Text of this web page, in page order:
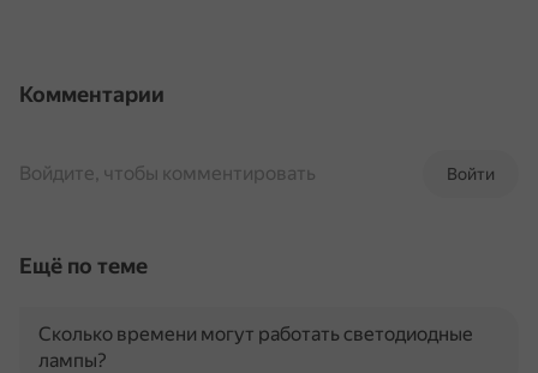
Комментарии
Войти
Войдите, чтобы комментировать
Ещё по теме
Сколько времени могут работать светодиодные
лампы?